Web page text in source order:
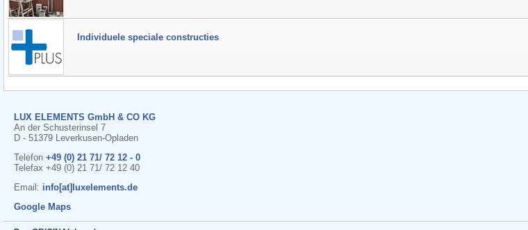
Individuele speciale constructies
LUX ELEMENTS GmbH & CO KG
An der Schusterinsel 7
D - 51379 Leverkusen-Opladen
Telefon +49 (0) 21 71/ 72 12 - 0
Telefax +49 (0) 21 71/ 72 12 40
Email: info[at]luxelements.de
Google Maps